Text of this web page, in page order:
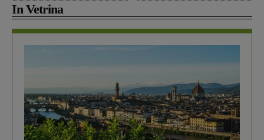
In Vetrina